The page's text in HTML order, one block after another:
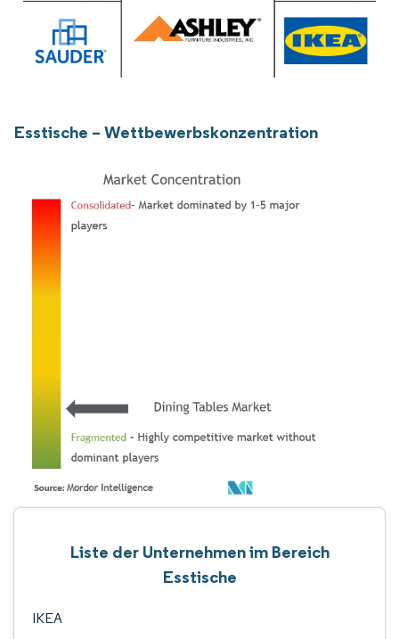
Esstische – Wettbewerbskonzentration
Liste der Unternehmen im Bereich
Esstische
IKEA